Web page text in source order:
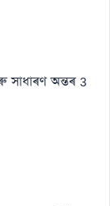
সাধাৰণ অন্তৰ 3